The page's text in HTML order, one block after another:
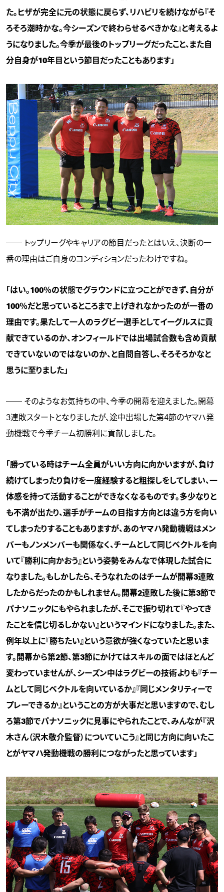
た。ヒザが完全に元の状態に戻らず、リハビリを続けながら『そ
ろそろ潮時かな。今シーズンで終わらせるべきかな』と考えるよ
うになりました。今季が最後のトップリーグだったこと、また自
分自身が10年目という節目だったこともあります」
── トップリーグやキャリアの節目だったとはいえ、決断の一
番の理由はご自身のコンディションだったわけですね。
「はい。100％の状態でグラウンドに立つことができず、自分が
100％だと思っているところまで上げきれなかったのが一番の
理由です。果たして一人のラグビー選手としてイーグルスに貢
献できているのか、オンフィールドでは出場試合数も含め貢献
できていないのではないのか、と自問自答し、そろそろかなと
思うに至りました」
── そのようなお気持ちの中、今季の開幕を迎えました。開幕
3連敗スタートとなりましたが、途中出場した第4節のヤマハ発
動機戦で今季チーム初勝利に貢献しました。
「勝っている時はチーム全員がいい方向に向かいますが、負け
続けてしまったり負けを一度経験すると粗探しをしてしまい、一
体感を持って活動することができなくなるものです。多少なりと
も不満が出たり、選手がチームの目指す方向とは違う方を向い
てしまったりすることもありますが、あのヤマハ発動機戦はメン
バーもノンメンバーも関係なく、チームとして同じベクトルを向
いて『勝利に向かおう』という姿勢をみんなで体現した試合に
なりました。もしかしたら、そうなれたのはチームが開幕3連敗
したからだったのかもしれません。開幕2連敗した後に第3節で
パナソニックにもやられましたが、そこで振り切れて『やってき
たことを信じ切るしかない』というマインドになりました。また、
例年以上に『勝ちたい』という意欲が強くなっていたと思いま
す。開幕から第2節、第3節にかけてはスキルの面ではほとんど
変わっていませんが、シーズン中はラグビーの技術よりも『チー
ムとして同じベクトルを向いているか』『同じメンタリティーで
プレーできるか』ということの方が大事だと思いますので、むし
ろ第3節でパナソニックに見事にやられたことで、みんなが『沢
木さん（沢木敬介監督）についていこう』と同じ方向に向いたこ
とがヤマハ発動機戦の勝利につながったと思っています」